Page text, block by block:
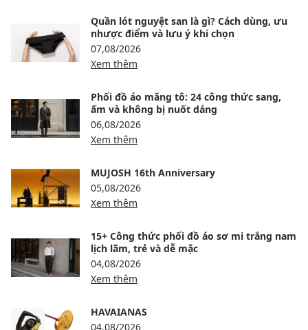
Quần lót nguyệt san là gì? Cách dùng, ưu
nhược điểm và lưu ý khi chọn
07,08/2026
Xem thêm
Phối đồ áo măng tô: 24 công thức sang,
ấm và không bị nuốt dáng
06,08/2026
Xem thêm
MUJOSH 16th Anniversary
05,08/2026
Xem thêm
15+ Công thức phối đồ áo sơ mi trắng nam
lịch lãm, trẻ và dễ mặc
04,08/2026
Xem thêm
HAVAIANAS
04,08/2026